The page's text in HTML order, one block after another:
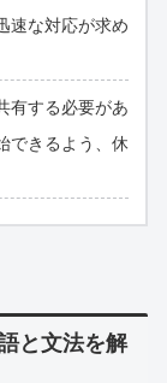
速な対応が求め
有する必要があ
できるよう、休
と文法を解